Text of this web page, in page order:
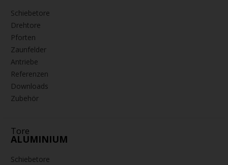
Schiebetore
Drehtore
Pforten
Zaunfelder
Antriebe
Referenzen
Downloads
Zubehör
Tore
ALUMINIUM
Schiebetore